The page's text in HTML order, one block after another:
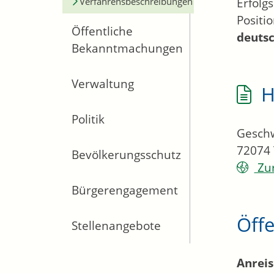
Öffentliche
Bekanntmachungen
Verwaltung
Politik
Bevölkerungsschutz
Bürgerengagement
Stellenangebote
72074